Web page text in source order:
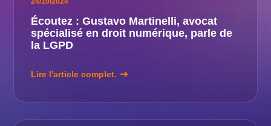
Écoutez : Gustavo Martinelli, avocat
spécialisé en droit numérique, parle de
la LGPD
Lire l'article complet.